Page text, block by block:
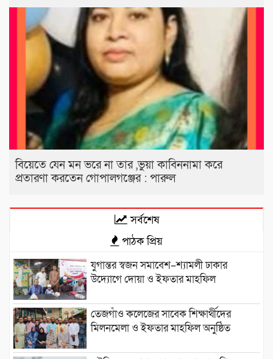
বিয়েতে যেন মন ভরে না তার ,ভুয়া কাবিননামা করে
প্রতারণা করতেন গোপালগঞ্জের : পারুল
সর্বশেষ
পাঠক প্রিয়
যুগান্তর স্বজন সমাবেশ–শ্যামলী ঢাকার
উদ্যোগে দোয়া ও ইফতার মাহফিল
তেজগাঁও কলেজের সাবেক শিক্ষার্থীদের
মিলনমেলা ও ইফতার মাহফিল অনুষ্ঠিত